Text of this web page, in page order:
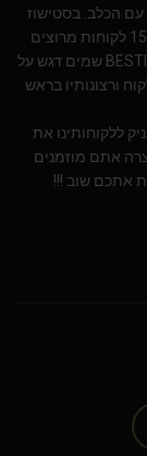
עם הכלב. בסטישוז
התחילה בייבוא של נעליים לפני 6 שנים וצברה 15000 לקוחות מרוצים
חוזרים אשר הפכו כבר לבני בית.אנחנו צוות BESTIESHOES שמים דגש על
ורצונותיו בראש
ללקוחותינו את
אתם מוזמנים
אתכם שוב !!!